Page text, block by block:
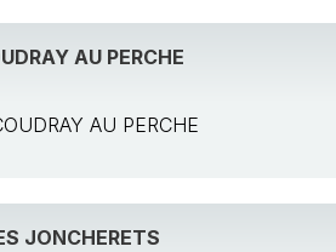
AU PERCHE
AU PERCHE
JONCHERETS